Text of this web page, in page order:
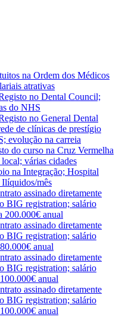
na Ordem dos Médicos
atrativas
no Dental Council;
do NHS
no General Dental
de clínicas de prestígio
evolução na carreia
do curso na Cruz Vermelha
várias cidades
na Integração; Hospital
mês
assinado diretamente
BIG registration; salário
200.000€ anual
assinado diretamente
BIG registration; salário
anual
assinado diretamente
BIG registration; salário
anual
assinado diretamente
BIG registration; salário
anual